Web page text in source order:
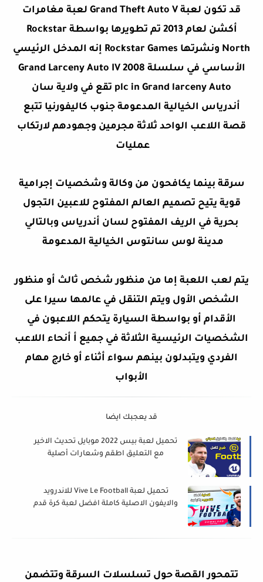
قد تكون لعبة Grand Theft Auto V لعبة مغامرات
أكشن لعام 2013 تم تطويرها بواسطة Rockstar
North ونشرتها Rockstar Games إنه المدخل الرئيسي
الأساسي في سلسلة Grand Larceny Auto IV 2008
plc in Grand larceny Auto تقع في ولاية سان
أندرياس الخيالية المدعومة جنوب كاليفورنيا تتبع
قصة اللاعب الواحد ثلاثة مجرمين وجهودهم لارتكاب
عمليات
سرقة بينما يكافحون من وكالة وشخصيات إجرامية
قوية يتيح تصميم العالم المفتوح للاعبين التجول
بحرية في الريف المفتوح لسان أندرياس وبالتالي
مدينة لوس سانتوس الخيالية المدعومة
يتم لعب اللعبة إما من منظور شخص ثالث أو منظور
الشخص الأول ويتم التنقل في عالمها سيرا على
الأقدام أو بواسطة السيارة يتحكم اللاعبون في
الشخصيات الرئيسية الثلاثة في جميع أ أنحاء اللاعب
الفردي ويتبدلون بينهم سواء أثناء أو خارج مهام
الأبواب
قد يعجبك ايضا
تحميل لعبة بيس 2022 موبايل تحديث الاخير
مع التعليق اطقم وشعارات أصلية
تحميل لعبة Vive Le Football للاندرويد
والايفون الاصلية كاملة افضل لعبة كرة قدم
تتمحور القصة حول تسلسلات السرقة وتتضمن